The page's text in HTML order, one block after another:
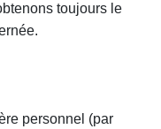
toujours le
personnel (par